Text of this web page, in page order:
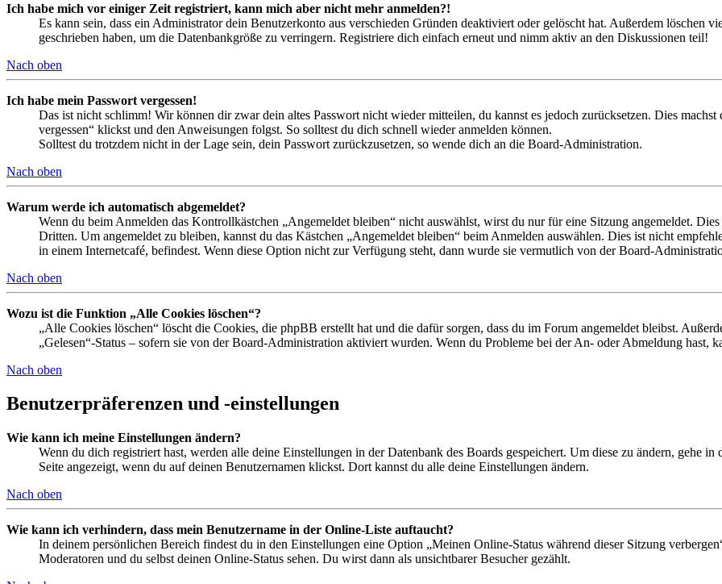
Ich habe mich vor einiger Zeit registriert, kann mich aber nicht mehr anmelden?!
Es kann sein, dass ein Administrator dein Benutzerkonto aus verschieden Gründen deaktiviert oder gelöscht hat. Außerdem löschen
geschrieben haben, um die Datenbankgröße zu verringern. Registriere dich einfach erneut und nimm aktiv an den Diskussionen teil!
Nach oben
Ich habe mein Passwort vergessen!
Das ist nicht schlimm! Wir können dir zwar dein altes Passwort nicht wieder mitteilen, du kannst es jedoch zurücksetzen. Dies
vergessen“ klickst und den Anweisungen folgst. So solltest du dich schnell wieder anmelden können.
Solltest du trotzdem nicht in der Lage sein, dein Passwort zurückzusetzen, so wende dich an die Board-Administration.
Nach oben
Warum werde ich automatisch abgemeldet?
Wenn du beim Anmelden das Kontrollkästchen „Angemeldet bleiben“ nicht auswählst, wirst du nur für eine Sitzung angemeldet.
Dritten. Um angemeldet zu bleiben, kannst du das Kästchen „Angemeldet bleiben“ beim Anmelden auswählen. Dies ist nicht
in einem Internetcafé, befindest. Wenn diese Option nicht zur Verfügung steht, dann wurde sie vermutlich von der Board-
Nach oben
Wozu ist die Funktion „Alle Cookies löschen“?
„Alle Cookies löschen“ löscht die Cookies, die phpBB erstellt hat und die dafür sorgen, dass du im Forum angemeldet bleibst.
„Gelesen“-Status – sofern sie von der Board-Administration aktiviert wurden. Wenn du Probleme bei der An- oder Abmeldung hast,
Nach oben
Benutzerpräferenzen und -einstellungen
Wie kann ich meine Einstellungen ändern?
Wenn du dich registriert hast, werden alle deine Einstellungen in der Datenbank des Boards gespeichert. Um diese zu ändern, gehe
Seite angezeigt, wenn du auf deinen Benutzernamen klickst. Dort kannst du alle deine Einstellungen ändern.
Nach oben
Wie kann ich verhindern, dass mein Benutzername in der Online-Liste auftaucht?
In deinem persönlichen Bereich findest du in den Einstellungen eine Option „Meinen Online-Status während dieser Sitzung
Moderatoren und du selbst deinen Online-Status sehen. Du wirst dann als unsichtbarer Besucher gezählt.